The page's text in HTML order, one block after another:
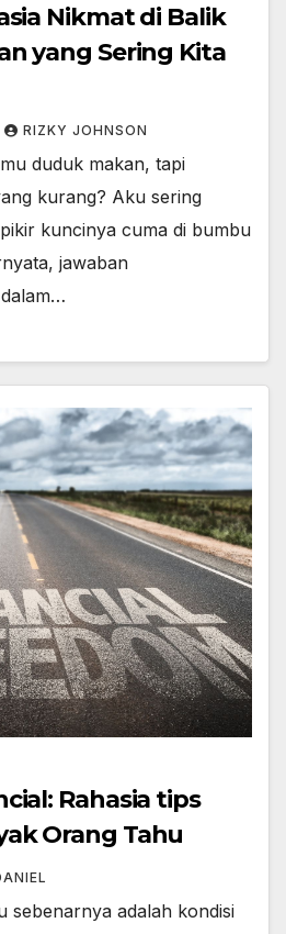
Nikmat di Balik
yang Sering Kita
RIZKY JOHNSON
duduk makan, tapi
kurang? Aku sering
kuncinya cuma di bumbu
jawaban
Rahasia tips
Orang Tahu
sebenarnya adalah kondisi